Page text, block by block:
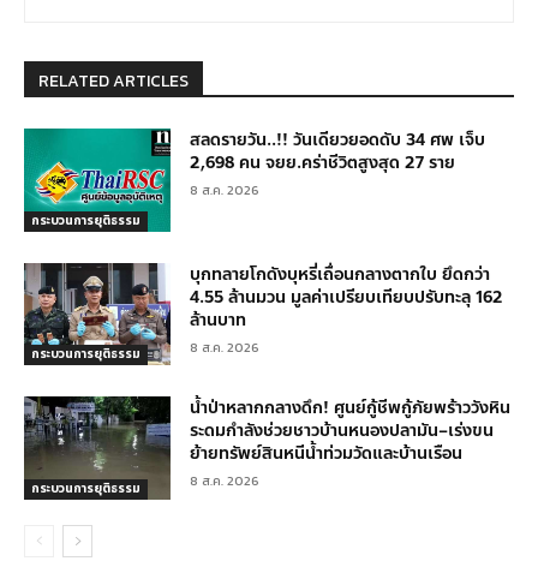
RELATED ARTICLES
กระบวนการยุติธรรม
สลดรายวัน..!! วันเดียวยอดดับ 34 ศพ เจ็บ
2,698 คน จยย.คร่าชีวิตสูงสุด 27 ราย
8 ส.ค. 2026
กระบวนการยุติธรรม
บุกทลายโกดังบุหรี่เถื่อนกลางตากใบ ยึดกว่า
4.55 ล้านมวน มูลค่าเปรียบเทียบปรับทะลุ 162
ล้านบาท
8 ส.ค. 2026
กระบวนการยุติธรรม
น้ำป่าหลากกลางดึก! ศูนย์กู้ชีพกู้ภัยพร้าววังหิน
ระดมกำลังช่วยชาวบ้านหนองปลามัน–เร่งขน
ย้ายทรัพย์สินหนีน้ำท่วมวัดและบ้านเรือน
8 ส.ค. 2026